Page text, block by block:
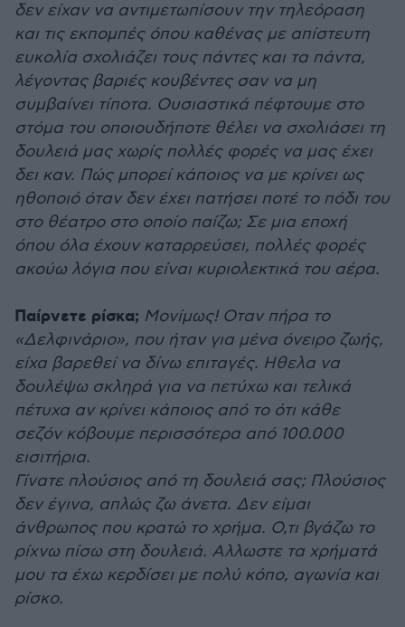
δεν είχαν να αντιμετωπίσουν την τηλεόραση
και τις εκπομπές όπου καθένας με απίστευτη
ευκολία σχολιάζει τους πάντες και τα πάντα,
λέγοντας βαριές κουβέντες σαν να μη
συμβαίνει τίποτα. Ουσιαστικά πέφτουμε στο
στόμα του οποιουδήποτε θέλει να σχολιάσει τη
δουλειά μας χωρίς πολλές φορές να μας έχει
δει καν. Πώς μπορεί κάποιος να με κρίνει ως
ηθοποιό όταν δεν έχει πατήσει ποτέ το πόδι του
στο θέατρο στο οποίο παίζω; Σε μια εποχή
όπου όλα έχουν καταρρεύσει, πολλές φορές
ακούω λόγια που είναι κυριολεκτικά του αέρα.
Παίρνετε ρίσκα; Μονίμως! Οταν πήρα το
«Δελφινάριο», που ήταν για μένα όνειρο ζωής,
είχα βαρεθεί να δίνω επιταγές. Ηθελα να
δουλέψω σκληρά για να πετύχω και τελικά
πέτυχα αν κρίνει κάποιος από το ότι κάθε
σεζόν κόβουμε περισσότερα από 100.000
εισιτήρια.
Γίνατε πλούσιος από τη δουλειά σας; Πλούσιος
δεν έγινα, απλώς ζω άνετα. Δεν είμαι
άνθρωπος που κρατώ το χρήμα. Ο,τι βγάζω το
ρίχνω πίσω στη δουλειά. Αλλωστε τα χρήματά
μου τα έχω κερδίσει με πολύ κόπο, αγωνία και
ρίσκο.